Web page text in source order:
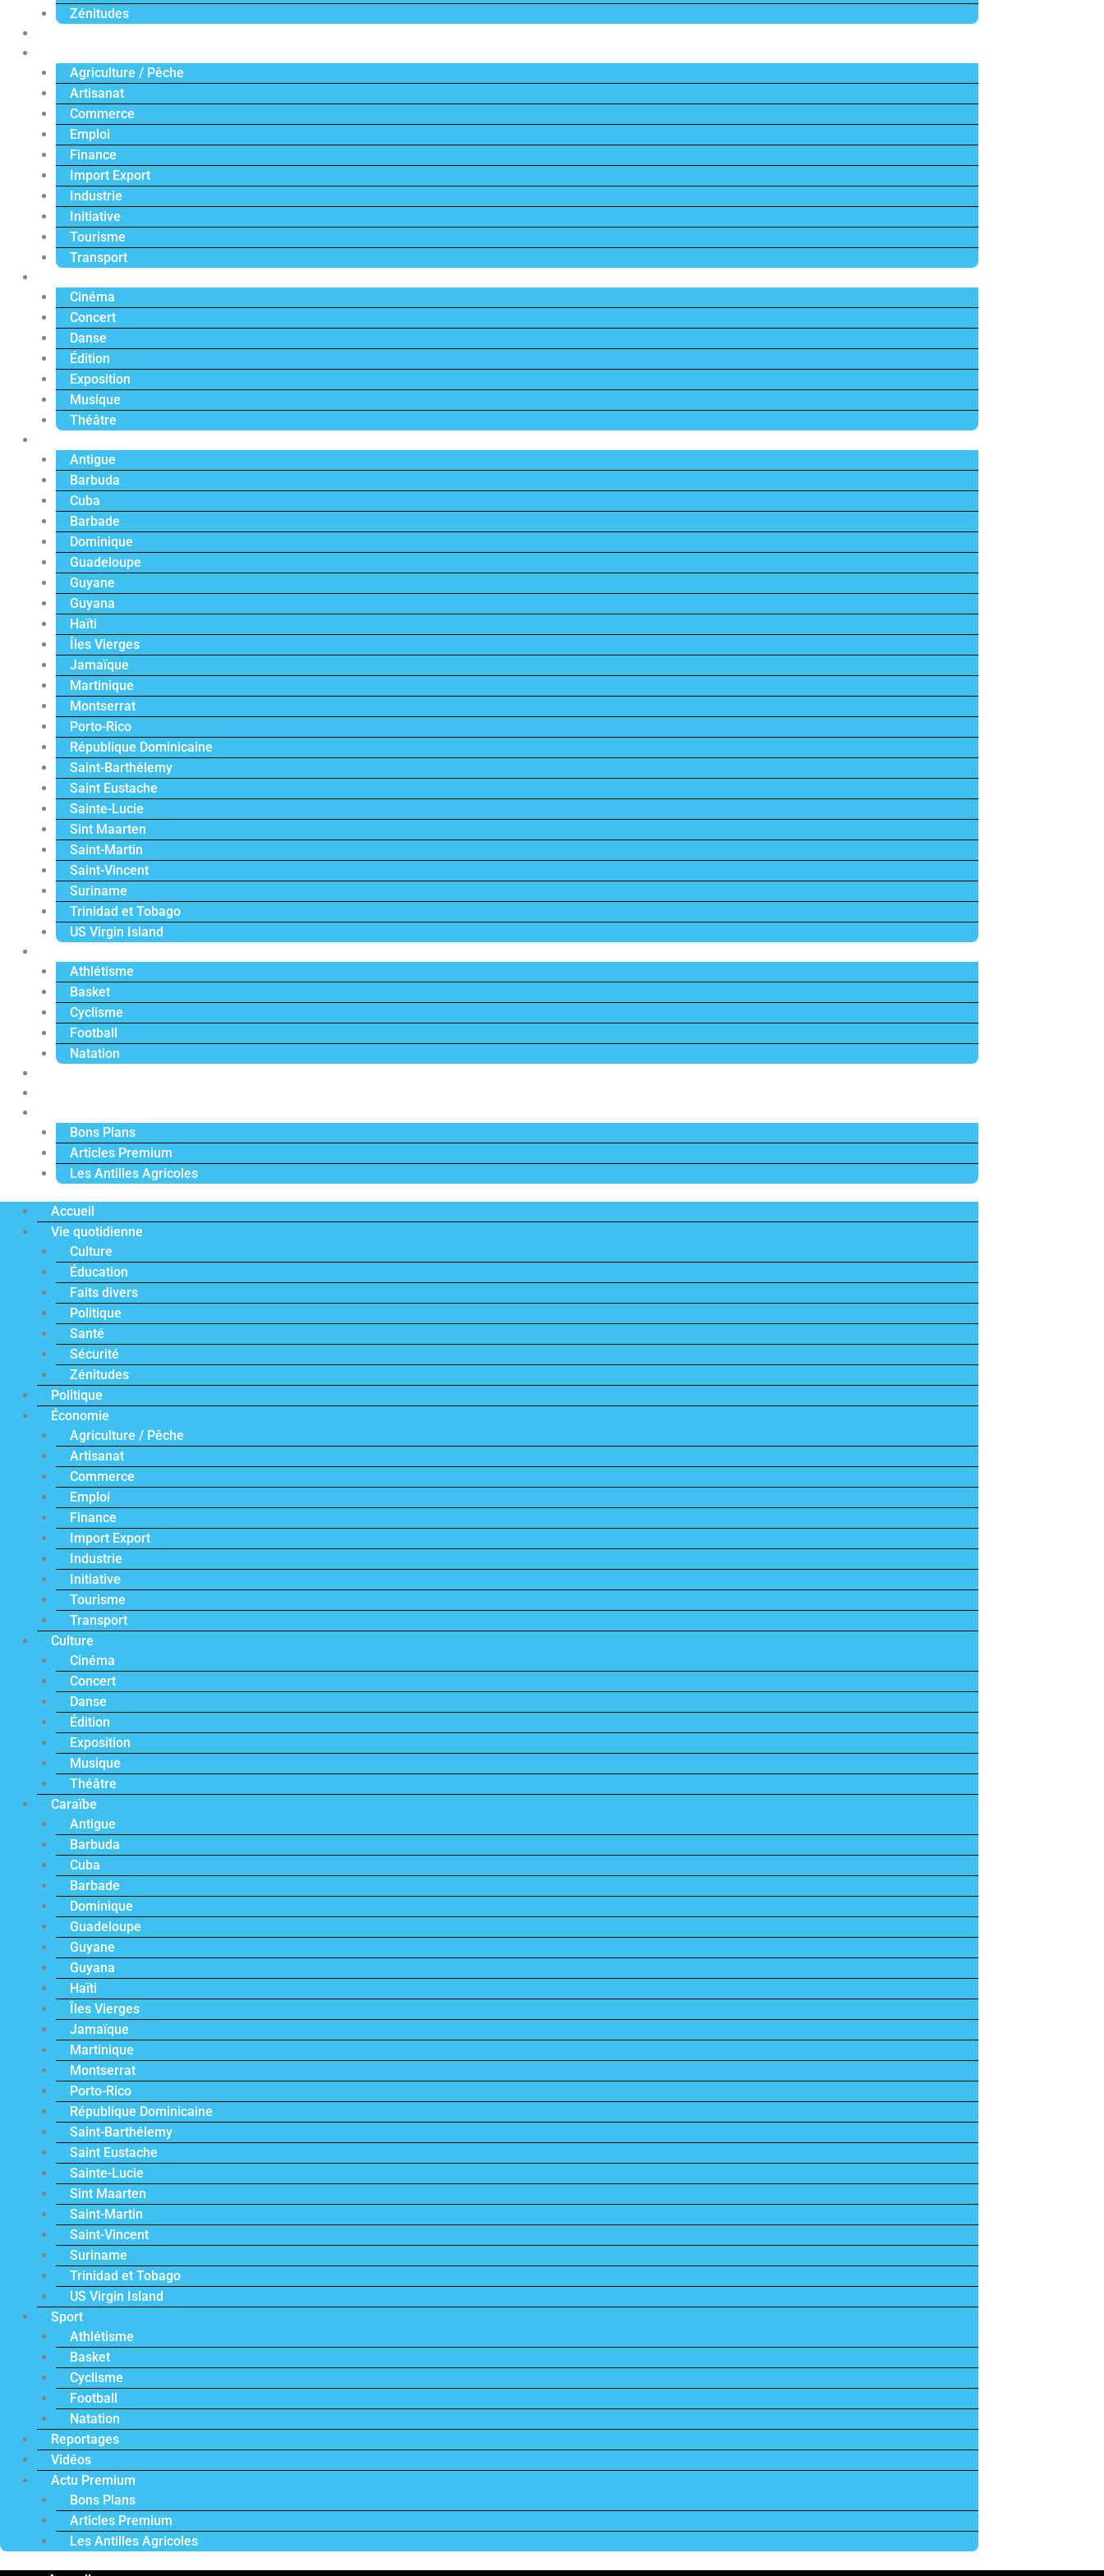
Zénitudes
Agriculture / Pêche
Artisanat
Commerce
Emploi
Finance
Import Export
Industrie
Initiative
Tourisme
Transport
Cinéma
Concert
Danse
Édition
Exposition
Musique
Théâtre
Antigue
Barbuda
Cuba
Barbade
Dominique
Guadeloupe
Guyane
Guyana
Haïti
Îles Vierges
Jamaïque
Martinique
Montserrat
Porto-Rico
République Dominicaine
Saint-Barthélemy
Saint Eustache
Sainte-Lucie
Sint Maarten
Saint-Martin
Saint-Vincent
Suriname
Trinidad et Tobago
US Virgin Island
Athlétisme
Basket
Cyclisme
Football
Natation
Bons Plans
Articles Premium
Les Antilles Agricoles
Accueil
Vie quotidienne
Culture
Éducation
Faits divers
Politique
Santé
Sécurité
Zénitudes
Politique
Économie
Agriculture / Pêche
Artisanat
Commerce
Emploi
Finance
Import Export
Industrie
Initiative
Tourisme
Transport
Culture
Cinéma
Concert
Danse
Édition
Exposition
Musique
Théâtre
Caraïbe
Antigue
Barbuda
Cuba
Barbade
Dominique
Guadeloupe
Guyane
Guyana
Haïti
Îles Vierges
Jamaïque
Martinique
Montserrat
Porto-Rico
République Dominicaine
Saint-Barthélemy
Saint Eustache
Sainte-Lucie
Sint Maarten
Saint-Martin
Saint-Vincent
Suriname
Trinidad et Tobago
US Virgin Island
Sport
Athlétisme
Basket
Cyclisme
Football
Natation
Reportages
Vidéos
Actu Premium
Bons Plans
Articles Premium
Les Antilles Agricoles